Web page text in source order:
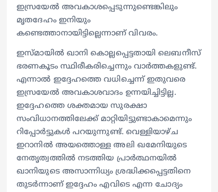
ഇസ്രയേൽ അവകാശപ്പെടുന്നുണ്ടെങ്കിലും
മൃതദേഹം ഇനിയും
കണ്ടെത്താനായിട്ടില്ലെന്നാണ് വിവരം.
ഇസ്മായിൽ ഖാനി കൊല്ലപ്പെട്ടതായി ലെബനീസ്
ഭരണകൂടം സ്ഥിരീകരിച്ചെന്നും വാർത്തകളുണ്ട്.
എന്നാൽ ഇദ്ദേഹത്തെ വധിച്ചെന്ന് ഇതുവരെ
ഇസ്രയേൽ അവകാശവാദം ഉന്നയിച്ചിട്ടില്ല.
ഇദ്ദേഹത്തെ ശക്തമായ സുരക്ഷാ
സംവിധാനത്തിലേക്ക് മാറ്റിയിട്ടുണ്ടാകാമെന്നും
റിപ്പോർട്ടുകൾ പറയുന്നുണ്ട്. വെള്ളിയാഴ്ച
ഇറാനിൽ അയത്തൊള്ള അലി ഖമേനിയുടെ
നേതൃത്വത്തിൽ നടത്തിയ പ്രാർത്ഥനയിൽ
ഖാനിയുടെ അസാന്നിധ്യം ശ്രദ്ധിക്കപ്പെട്ടതിനെ
തുടർന്നാണ് ഇദ്ദേഹം എവിടെ എന്ന ചോദ്യം